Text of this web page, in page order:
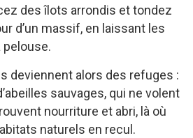
des îlots arrondis et tondez
d’un massif, en laissant les
pelouse.
deviennent alors des refuges :
sauvages, qui ne volent
nourriture et abri, là où
naturels en recul.